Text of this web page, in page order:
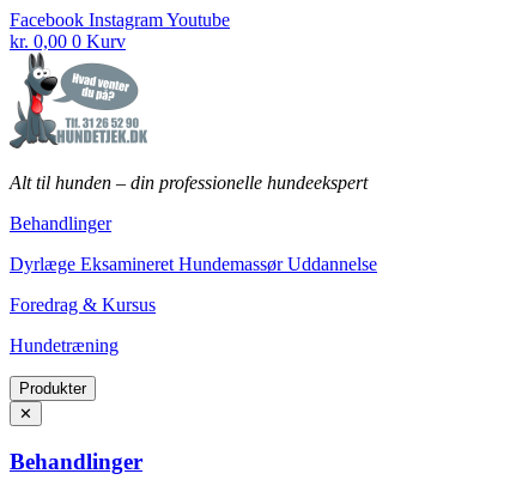
Fortsæt
til
indhold
Facebook InstagramYoutube
kr. 0,00 0 Kurv
Alt til hunden – din professionelle hundeekspert
Behandlinger
Dyrlæge Eksamineret Hundemassør Uddannelse
Foredrag & Kursus
Hundetræning
Produkter
✕
Behandlinger